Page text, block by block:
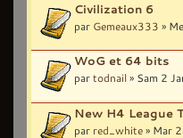
Civilization 6
par Gemeaux333 »
WoG et 64 bits
partodnail» Sam 2
New H4 League
par red_white» Mar